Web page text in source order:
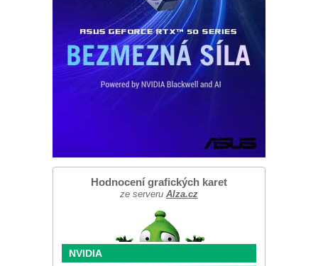
Hodnocení grafických karet
ze serveru Alza.cz
NVIDIA